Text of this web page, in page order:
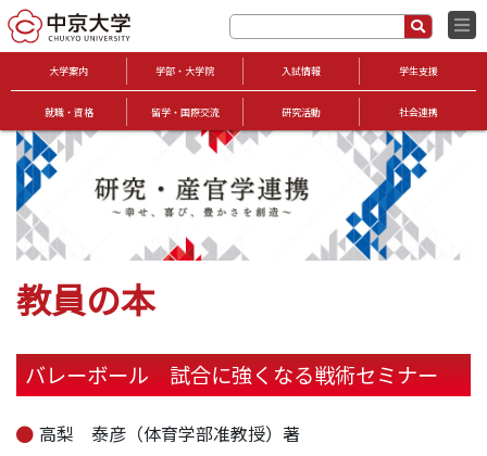
大学案内 学部・大学院 入試情報 学生支援
就職・資格 留学・国際交流 研究活動 社会連携
教員の本
バレーボール 試合に強くなる戦術セミナー
高梨 泰彦（体育学部准教授）著